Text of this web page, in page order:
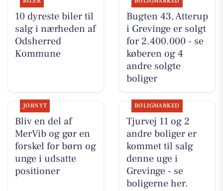
10 dyreste biler til
salg i nærheden af
Odsherred
Kommune
Bugten 43, Atterup
i Grevinge er solgt
for 2.400.000 - se
køberen og 4
andre solgte
boliger
JOBNYT
Bliv en del af
MerVib og gør en
forskel for børn og
unge i udsatte
positioner
BOLIGMARKED
Tjurvej 11 og 2
andre boliger er
kommet til salg
denne uge i
Grevinge - se
boligerne her.